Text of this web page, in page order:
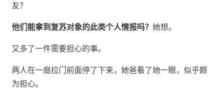
友？
他们能拿到复苏对象的此类个人情报吗？ 她想。
又多了一件需要担心的事。
两人在一扇拉门前面停了下来，她爸看了她一眼，似乎颇
为担心。